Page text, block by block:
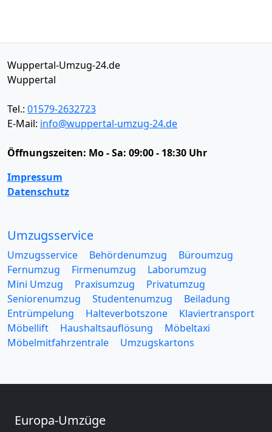
Wuppertal-Umzug-24.de
Wuppertal
Tel.: 01579-2632723
E-Mail: info@wuppertal-umzug-24.de
Öffnungszeiten: Mo - Sa: 09:00 - 18:30 Uhr
Impressum
Datenschutz
Umzugsservice
Umzugsservice Behördenumzug
Büroumzug
Fernumzug
Firmenumzug
Laborumzug
Mini Umzug
Praxisumzug
Privatumzug
Seniorenumzug
Studentenumzug
Beiladung
Entrümpelung
Halteverbotszone
Klaviertransport
Möbellift
Haushaltsauflösung
Möbeltaxi
Möbelmitfahrzentrale
Umzugskartons
Europa-Umzüge